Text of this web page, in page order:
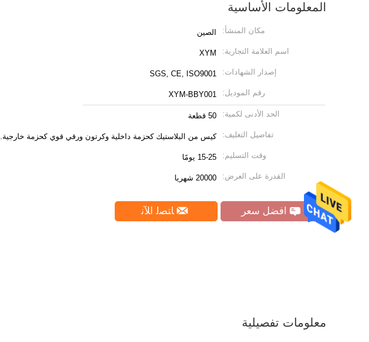
المعلومات الأساسية
مكان المنشأ: الصين
اسم العلامة التجارية: XYM
إصدار الشهادات: SGS, CE, ISO9001
رقم الموديل: XYM-BBY001
الحد الأدنى لكمية: 50 قطعة
تفاصيل التغليف: كيس من البلاستيك كحزمة داخلية وكرتون ورقي قوي كحزمة خارجية.
وقت التسليم: 15-25 يومًا
القدرة على العرض: 20000 شهريا
افضل سعر ﺎﺘﺼﻟ ﺍﻶﻧ
معلومات تفصيلية